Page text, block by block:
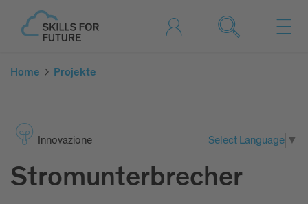
Home Projekte
Inno­va­zione Select Language ▼
Stromunterbrecher